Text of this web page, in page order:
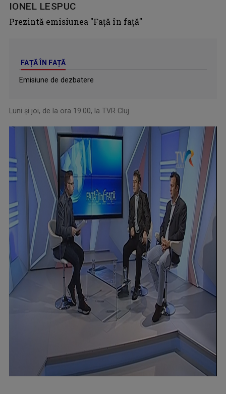
IONEL LESPUC
Prezintă emisiunea "Față în față"
FAȚĂ ÎN FAȚĂ
Emisiune de dezbatere
Luni și joi, de la ora 19.00, la TVR Cluj